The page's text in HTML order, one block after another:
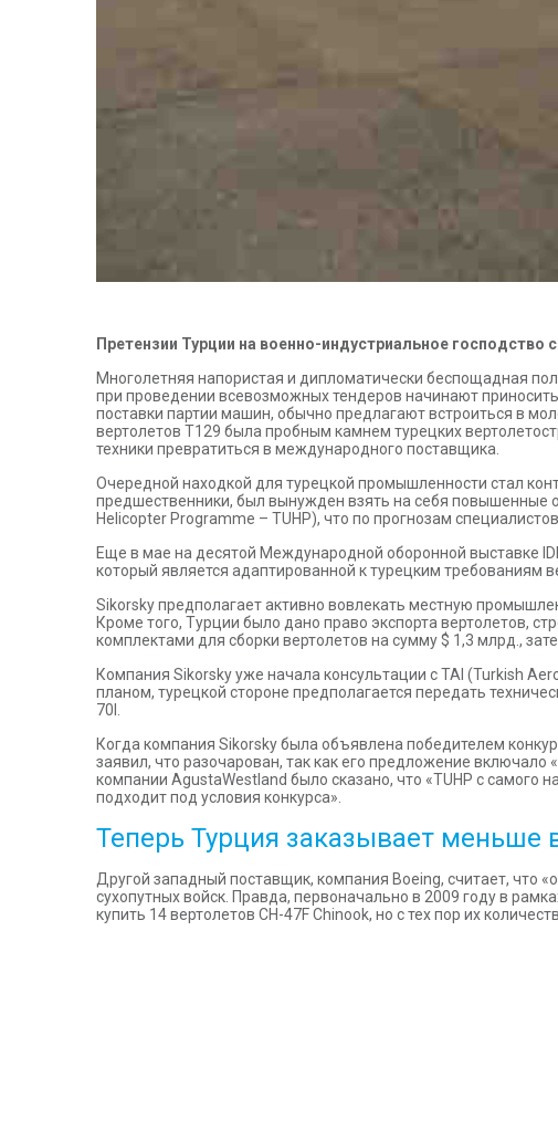
Претензии Турции на военно-индустриальное
Многолетняя напористая и дипломатически беспощадная
при проведении всевозможных тендеров начинают
поставки партии машин, обычно предлагают встроиться в
вертолетов T129 была пробным камнем турецких
техники превратиться в международного поставщика.
Очередной находкой для турецкой промышленности стал
предшественники, был вынужден взять на себя повышенные
Helicopter Programme – TUHP), что по прогнозам
Еще в мае на десятой Международной оборонной выставке
который является адаптированной к турецким требованиям
Sikorsky предполагает активно вовлекать местную
Кроме того, Турции было дано право экспорта вертолетов,
комплектами для сборки вертолетов на сумму $ 1,3 млрд.,
Компания Sikorsky уже начала консультации с TAI (Turkish
планом, турецкой стороне предполагается передать
70I.
Когда компания Sikorsky была объявлена победителем
заявил, что разочарован, так как его предложение
компании AgustaWestland было сказано, что «TUHP с самого
подходит под условия конкурса».
Теперь Турция заказывает меньше
Другой западный поставщик, компания Boeing, считает, что
сухопутных войск. Правда, первоначально в 2009 году в
купить 14 вертолетов CH-47F Chinook, но с тех пор их